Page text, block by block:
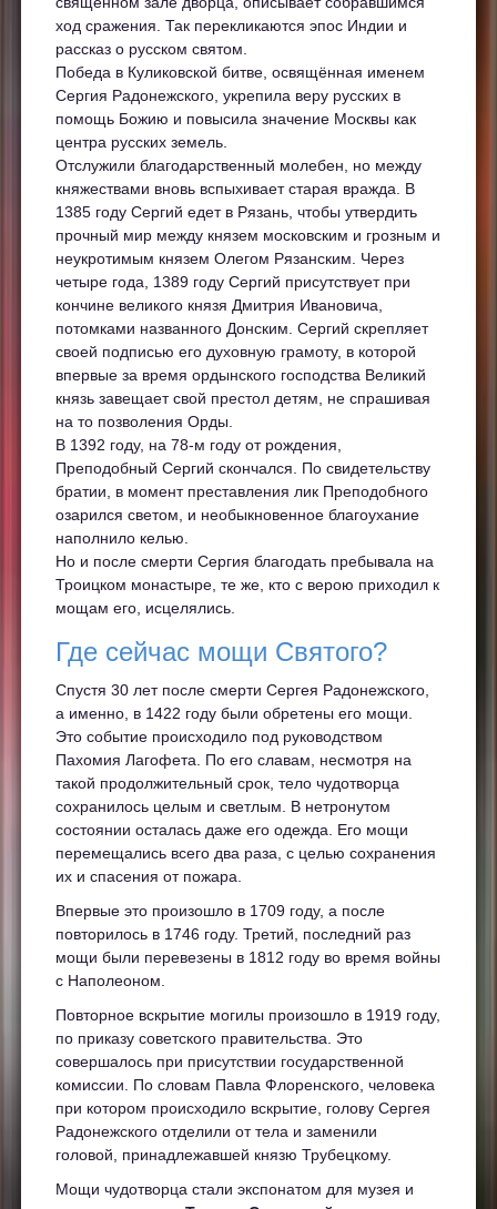
ход сражения. Так перекликаются эпос Индии и
рассказ о русском святом.
Победа в Куликовской битве, освящённая именем
Сергия Радонежского, укрепила веру русских в
помощь Божию и повысила значение Москвы как
центра русских земель.
Отслужили благодарственный молебен, но между
княжествами вновь вспыхивает старая вражда. В
1385 году Сергий едет в Рязань, чтобы утвердить
прочный мир между князем московским и грозным и
неукротимым князем Олегом Рязанским. Через
четыре года, 1389 году Сергий присутствует при
кончине великого князя Дмитрия Ивановича,
потомками названного Донским. Сергий скрепляет
своей подписью его духовную грамоту, в которой
впервые за время ордынского господства Великий
князь завещает свой престол детям, не спрашивая
на то позволения Орды.
В 1392 году, на 78-м году от рождения,
Преподобный Сергий скончался. По свидетельству
братии, в момент преставления лик Преподобного
озарился светом, и необыкновенное благоухание
наполнило келью.
Но и после смерти Сергия благодать пребывала на
Троицком монастыре, те же, кто с верою приходил к
мощам его, исцелялись.
Где сейчас мощи Святого?
Спустя 30 лет после смерти Сергея Радонежского,
а именно, в 1422 году были обретены его мощи.
Это событие происходило под руководством
Пахомия Лагофета. По его славам, несмотря на
такой продолжительный срок, тело чудотворца
сохранилось целым и светлым. В нетронутом
состоянии осталась даже его одежда. Его мощи
перемещались всего два раза, с целью сохранения
их и спасения от пожара.
Впервые это произошло в 1709 году, а после
повторилось в 1746 году. Третий, последний раз
мощи были перевезены в 1812 году во время войны
с Наполеоном.
Повторное вскрытие могилы произошло в 1919 году,
по приказу советского правительства. Это
совершалось при присутствии государственной
комиссии. По словам Павла Флоренского, человека
при котором происходило вскрытие, голову Сергея
Радонежского отделили от тела и заменили
головой, принадлежавшей князю Трубецкому.
Мощи чудотворца стали экспонатом для музея и